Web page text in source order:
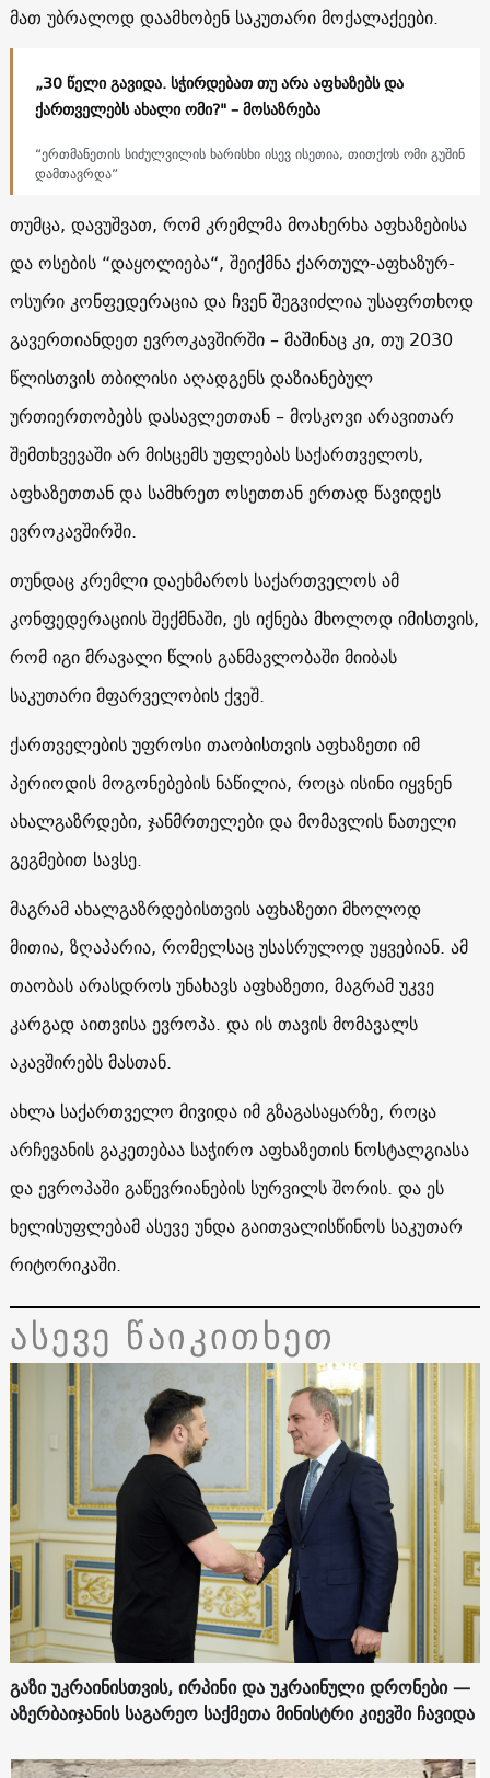
მათ უბრალოდ დაამხობენ საკუთარი მოქალაქეები.
„30 წელი გავიდა. სჭირდებათ თუ არა აფხაზებს და
ქართველებს ახალი ომი?" – მოსაზრება
“ერთმანეთის სიძულვილის ხარისხი ისევ ისეთია, თითქოს ომი გუშინ
დამთავრდა”
თუმცა, დავუშვათ, რომ კრემლმა მოახერხა აფხაზებისა
და ოსების “დაყოლიება“, შეიქმნა ქართულ-აფხაზურ-
ოსური კონფედერაცია და ჩვენ შეგვიძლია უსაფრთხოდ
გავერთიანდეთ ევროკავშირში – მაშინაც კი, თუ 2030
წლისთვის თბილისი აღადგენს დაზიანებულ
ურთიერთობებს დასავლეთთან – მოსკოვი არავითარ
შემთხვევაში არ მისცემს უფლებას საქართველოს,
აფხაზეთთან და სამხრეთ ოსეთთან ერთად წავიდეს
ევროკავშირში.
თუნდაც კრემლი დაეხმაროს საქართველოს ამ
კონფედერაციის შექმნაში, ეს იქნება მხოლოდ იმისთვის,
რომ იგი მრავალი წლის განმავლობაში მიიბას
საკუთარი მფარველობის ქვეშ.
ქართველების უფროსი თაობისთვის აფხაზეთი იმ
პერიოდის მოგონებების ნაწილია, როცა ისინი იყვნენ
ახალგაზრდები, ჯანმრთელები და მომავლის ნათელი
გეგმებით სავსე.
მაგრამ ახალგაზრდებისთვის აფხაზეთი მხოლოდ
მითია, ზღაპარია, რომელსაც უსასრულოდ უყვებიან. ამ
თაობას არასდროს უნახავს აფხაზეთი, მაგრამ უკვე
კარგად აითვისა ევროპა. და ის თავის მომავალს
აკავშირებს მასთან.
ახლა საქართველო მივიდა იმ გზაგასაყარზე, როცა
არჩევანის გაკეთებაა საჭირო აფხაზეთის ნოსტალგიასა
და ევროპაში გაწევრიანების სურვილს შორის. და ეს
ხელისუფლებამ ასევე უნდა გაითვალისწინოს საკუთარ
რიტორიკაში.
ასევე წაიკითხეთ
გაზი უკრაინისთვის, ირპინი და უკრაინული დრონები —
აზერბაიჯანის საგარეო საქმეთა მინისტრი კიევში ჩავიდა